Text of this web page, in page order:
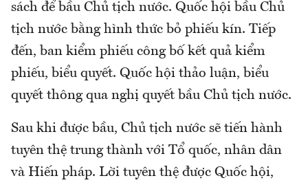
sách để bầu Chủ tịch nước. Quốc hội bầu Chủ
tịch nước bằng hình thức bỏ phiếu kín. Tiếp
đến, ban kiểm phiếu công bố kết quả kiểm
phiếu, biểu quyết. Quốc hội thảo luận, biểu
quyết thông qua nghị quyết bầu Chủ tịch nước.
Sau khi được bầu, Chủ tịch nước sẽ tiến hành
tuyên thệ trung thành với Tổ quốc, nhân dân
và Hiến pháp. Lời tuyên thệ được Quốc hội,